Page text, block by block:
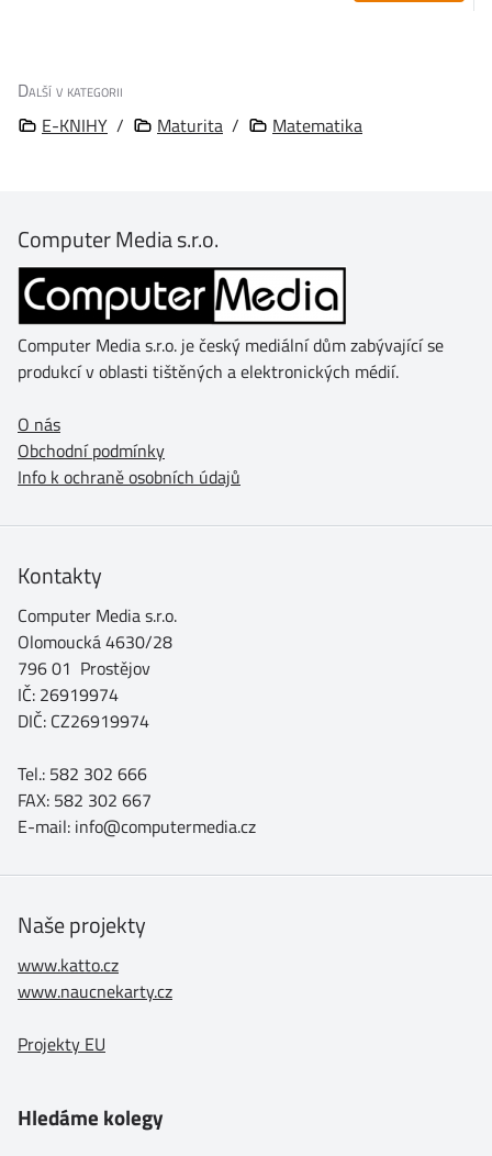
Další v kategorii
E-KNIHY / Maturita / Matematika
Computer Media s.r.o.
Computer Media s.r.o. je český mediální dům zabývající se
produkcí v oblasti tištěných a elektronických médií.
O nás
Obchodní podmínky
Info k ochraně osobních údajů
Kontakty
Computer Media s.r.o.
Olomoucká 4630/28
796 01 Prostějov
IČ: 26919974
DIČ: CZ26919974
Tel.: 582 302 666
FAX: 582 302 667
E-mail: info@computermedia.cz
Naše projekty
www.katto.cz
www.naucnekarty.cz
Projekty EU
Hledáme kolegy